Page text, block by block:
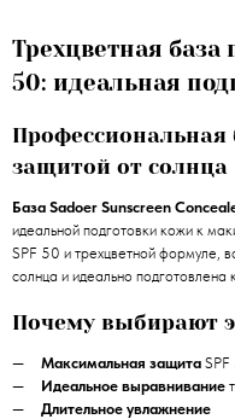
Трехцветная база
50: идеальная
Профессиональная
защитой от солнца
База Sadoer Sunscreen
идеальной подготовки кожи к
SPF 50 и трехцветной формуле,
солнца и идеально подготовлена
Почему выбирают
Максимальная защита
Идеальное выравнивание
Длительное увлажнение